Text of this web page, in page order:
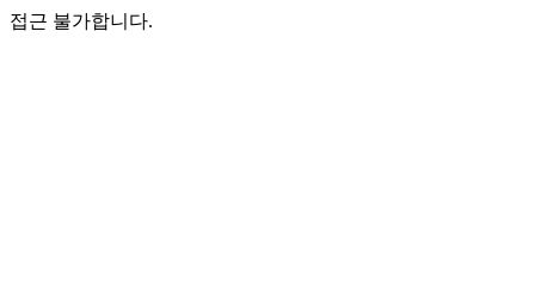
접근 불가합니다.